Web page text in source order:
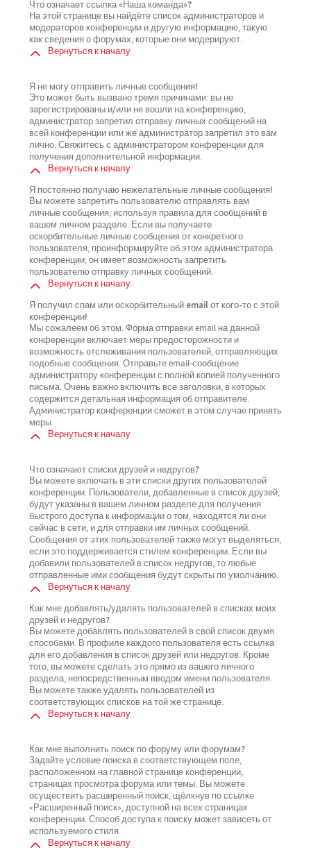
Что означает ссылка «Наша команда»?
На этой странице вы найдёте список администраторов и
модераторов конференции и другую информацию, такую
как сведения о форумах, которые они модерируют.
Вернуться к началу
Я не могу отправить личные сообщения!
Это может быть вызвано тремя причинами: вы не
зарегистрированы и/или не вошли на конференцию,
администратор запретил отправку личных сообщений на
всей конференции или же администратор запретил это вам
лично. Свяжитесь с администратором конференции для
получения дополнительной информации.
Вернуться к началу
Я постоянно получаю нежелательные личные сообщения!
Вы можете запретить пользователю отправлять вам
личные сообщения, используя правила для сообщений в
вашем личном разделе. Если вы получаете
оскорбительные личные сообщения от конкретного
пользователя, проинформируйте об этом администратора
конференции; он имеет возможность запретить
пользователю отправку личных сообщений.
Вернуться к началу
Я получил спам или оскорбительный email от кого-то с этой
конференции!
Мы сожалеем об этом. Форма отправки email на данной
конференции включает меры предосторожности и
возможность отслеживания пользователей, отправляющих
подобные сообщения. Отправьте email-сообщение
администратору конференции с полной копией полученного
письма. Очень важно включить все заголовки, в которых
содержится детальная информация об отправителе.
Администратор конференции сможет в этом случае принять
меры.
Вернуться к началу
Что означают списки друзей и недругов?
Вы можете включать в эти списки других пользователей
конференции. Пользователи, добавленные в список друзей,
будут указаны в вашем личном разделе для получения
быстрого доступа к информации о том, находятся ли они
сейчас в сети, и для отправки им личных сообщений.
Сообщения от этих пользователей также могут выделяться,
если это поддерживается стилем конференции. Если вы
добавили пользователей в список недругов, то любые
отправленные ими сообщения будут скрыты по умолчанию.
Вернуться к началу
Как мне добавлять/удалять пользователей в списках моих
друзей и недругов?
Вы можете добавлять пользователей в свой список двумя
способами. В профиле каждого пользователя есть ссылка
для его добавления в список друзей или недругов. Кроме
того, вы можете сделать это прямо из вашего личного
раздела, непосредственным вводом имени пользователя.
Вы можете также удалять пользователей из
соответствующих списков на той же странице.
Вернуться к началу
Как мне выполнить поиск по форуму или форумам?
Задайте условие поиска в соответствующем поле,
расположенном на главной странице конференции,
страницах просмотра форума или темы. Вы можете
осуществить расширенный поиск, щёлкнув по ссылке
«Расширенный поиск», доступной на всех страницах
конференции. Способ доступа к поиску может зависеть от
используемого стиля.
Вернуться к началу